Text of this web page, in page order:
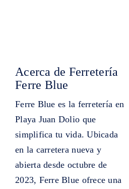
Acerca de Ferretería
Ferre Blue
Ferre Blue es la ferretería en
Playa Juan Dolio que
simplifica tu vida. Ubicada
en la carretera nueva y
abierta desde octubre de
2023, Ferre Blue ofrece una